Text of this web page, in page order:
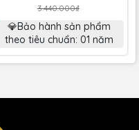
3.440.000₫
💎Bảo hành sản phẩm
theo tiêu chuẩn: 01 năm